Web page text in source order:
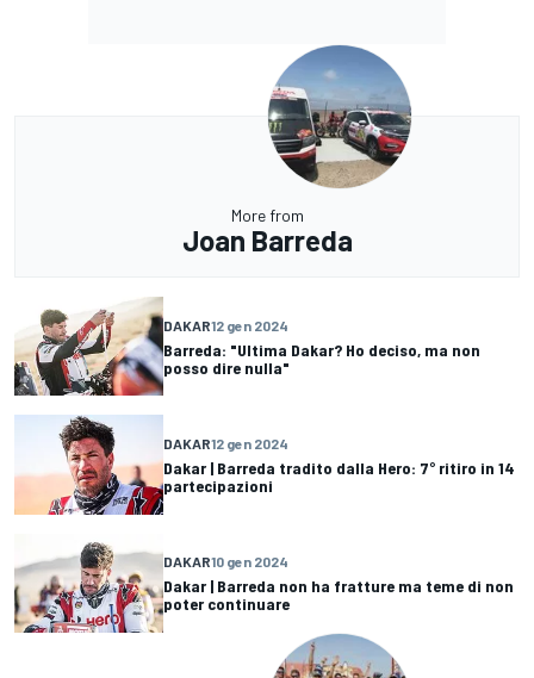
More from
Joan Barreda
DAKAR12 gen 2024
Barreda: "Ultima Dakar? Ho deciso, ma non
posso dire nulla"
DAKAR12 gen 2024
Dakar | Barreda tradito dalla Hero: 7° ritiro in 14
partecipazioni
DAKAR10 gen 2024
Dakar | Barreda non ha fratture ma teme di non
poter continuare